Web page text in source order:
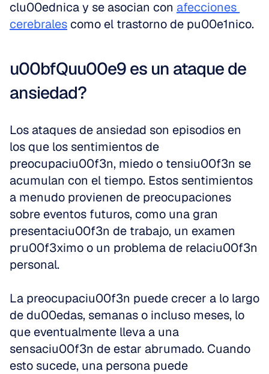
clu00ednica y se asocian con afecciones
cerebrales como el trastorno de pu00e1nico.
u00bfQuu00e9 es un ataque de
ansiedad?
Los ataques de ansiedad son episodios en
los que los sentimientos de
preocupaciu00f3n, miedo o tensiu00f3n se
acumulan con el tiempo. Estos sentimientos
a menudo provienen de preocupaciones
sobre eventos futuros, como una gran
presentaciu00f3n de trabajo, un examen
pru00f3ximo o un problema de relaciu00f3n
personal.
La preocupaciu00f3n puede crecer a lo largo
de du00edas, semanas o incluso meses, lo
que eventualmente lleva a una
sensaciu00f3n de estar abrumado. Cuando
esto sucede, una persona puede